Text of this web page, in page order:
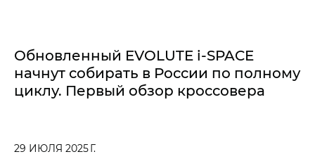
Обновленный EVOLUTE i‑SPACE
начнут собирать в России по полному
циклу. Первый обзор кроссовера
29 ИЮЛЯ 2025 Г.